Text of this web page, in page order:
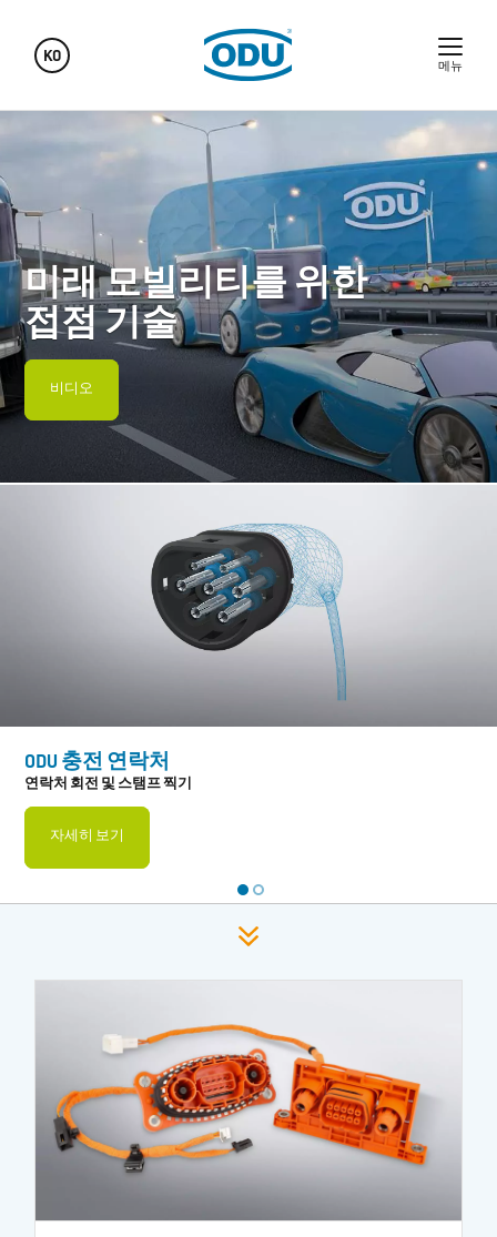
KO
메뉴
미래 모빌리티를 위한
접점 기술
비디오
ODU 충전 연락처
연락처 회전 및 스탬프 찍기
자세히 보기